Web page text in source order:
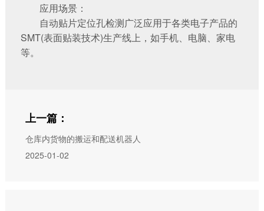
应用场景：
自动贴片定位孔检测广泛应用于各类电子产品的
SMT(表面贴装技术)生产线上，如手机、电脑、家电
等。
上一篇：
仓库内货物的搬运和配送机器人
2025-01-02